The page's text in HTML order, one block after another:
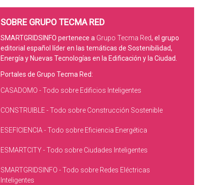
SOBRE GRUPO TECMA RED
SMARTGRIDSINFO pertenece a Grupo Tecma Red, el grupo
editorial español líder en las temáticas de Sostenibilidad,
Energía y Nuevas Tecnologías en la Edificación y la Ciudad.
Portales de Grupo Tecma Red:
CASADOMO - Todo sobre Edificios Inteligentes
CONSTRUIBLE - Todo sobre Construcción Sostenible
ESEFICIENCIA - Todo sobre Eficiencia Energética
ESMARTCITY - Todo sobre Ciudades Inteligentes
SMARTGRIDSINFO - Todo sobre Redes Eléctricas
Inteligentes